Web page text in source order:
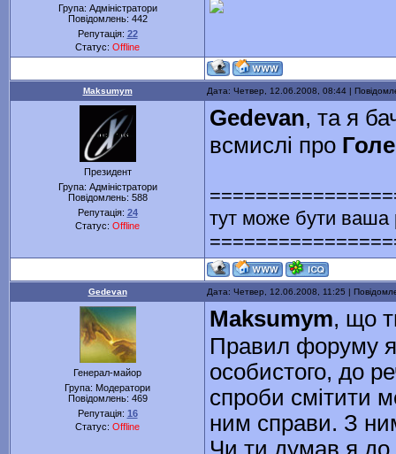
Група: Адміністратори
Повідомлень: 442
Репутація: 22
Статус: Offline
Maksumym Дата: Четвер, 12.06.2008, 08:44 |
Президент
Група: Адміністратори
Повідомлень: 588
Репутація: 24
Статус: Offline
Gedevan, та я
всмислі про
тут може бути ваша
Gedevan Дата: Четвер, 12.06.2008, 11:25 |
Генерал-майор
Група: Модератори
Повідомлень: 469
Репутація: 16
Статус: Offline
Maksumym, що
Правил форуму
особистого, до
спроби смітити
ним справи. З
Чи ти думав я до